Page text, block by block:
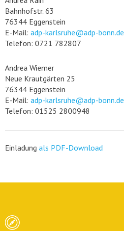
Bahnhofstr. 63
76344 Eggenstein
E-Mail: adp-karlsruhe@adp-bonn.de
Telefon: 0721 782807
Andrea Wiemer
Neue Krautgärten 25
76344 Eggenstein
E-Mail: adp-karlsruhe@adp-bonn.de
Telefon: 01525 2800948
Einladung als PDF-Download